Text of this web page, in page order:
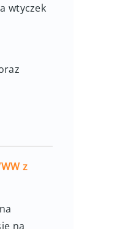
wtyczek
z
na